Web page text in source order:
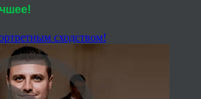
сходством!